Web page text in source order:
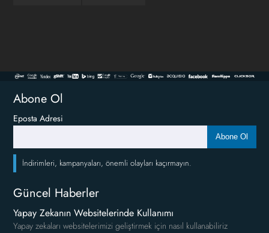
Abone Ol
Eposta Adresi
Abone Ol
İndirimleri, kampanyaları, önemli olayları kaçırmayın.
Güncel Haberler
Yapay Zekanın Websitelerinde Kullanımı
Yapay zekaları websitelerimizi geliştirmek için nasıl kullanabiliriz